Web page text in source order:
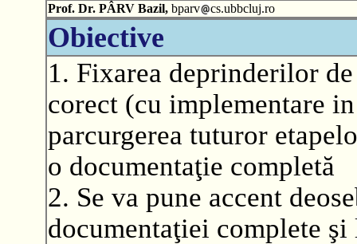
Prof. Dr. PÂRV Bazil,bparv cs.ubbcluj.ro
Obiective
1. Fixarea deprinderilor
corect (cu implementare
parcurgerea tuturor
o documentaţie completă
2. Se va pune accent
documentaţiei complete